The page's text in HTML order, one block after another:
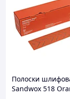
Полоски
Sandwox 518